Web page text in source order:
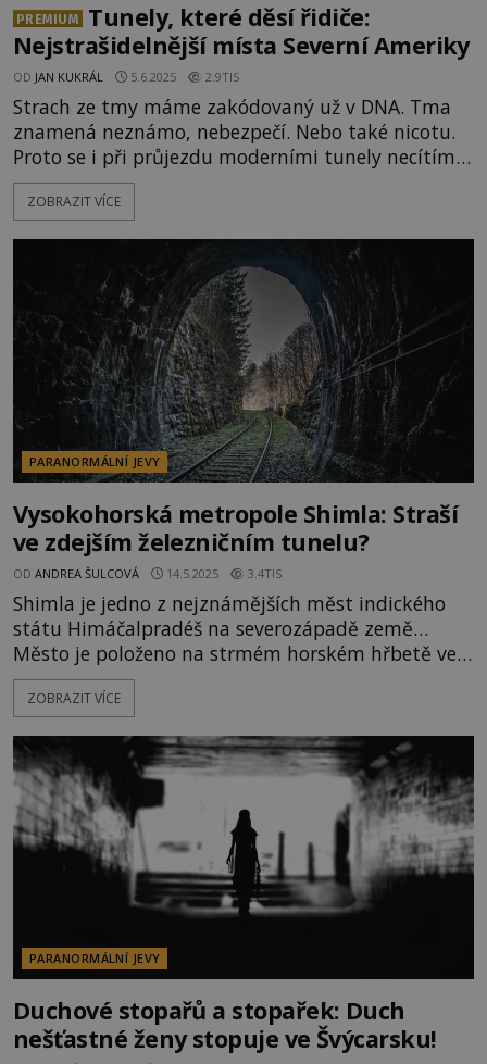
PREMIUM
Tunely, které děsí řidiče:
Nejstrašidelnější místa Severní Ameriky
OD JAN KUKRÁL 5.6.2025 2.9TIS
Strach ze tmy máme zakódovaný už v DNA. Tma
znamená neznámo, nebezpečí. Nebo také nicotu.
Proto se i při průjezdu moderními tunely necítíme
příliš dobře. Jako bychom byli pohřbeni zaživa,
zatímco kolem nás ožívají démoni z našich
dávných neštěstí, kde, zdá se, přízraky přebývají
doopravdy…
ZOBRAZIT VÍCE
PARANORMÁLNÍ JEVY
Vysokohorská metropole Shimla: Straší
ve zdejším železničním tunelu?
OD ANDREA ŠULCOVÁ 14.5.2025 3.4TIS
Shimla je jedno z nejznámějších měst indického
státu Himáčalpradéš na severozápadě země…
Město je položeno na strmém horském hřbetě ve
střední části Himálaje v nadmořské výšce okolo 2
200 m n. m. Často zde údajně dochází k mrazivým
se soustřeďuje kolem železničního tunelu číslo 33,
známého také jako Barog
ZOBRAZIT VÍCE
PARANORMÁLNÍ JEVY
Duchové stopařů a stopařek: Duch
nešťastné ženy stopuje ve Švýcarsku!